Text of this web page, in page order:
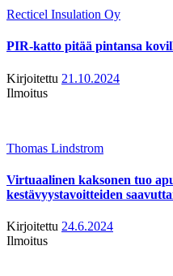
Recticel Insulation Oy
PIR-katto pitää pintansa
Kirjoitettu 21.10.2024
Ilmoitus
Thomas Lindstrom
Virtuaalinen kaksonen tuo
kestävyystavoitteiden
Kirjoitettu 24.6.2024
Ilmoitus